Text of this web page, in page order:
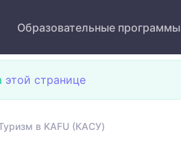
Образовательные программы
этой странице
в KAFU (КАСУ)